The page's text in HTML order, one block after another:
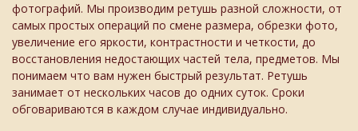
фотографий. Мы производим ретушь разной сложности, от
самых простых операций по смене размера, обрезки фото,
увеличение его яркости, контрастности и четкости, до
восстановления недостающих частей тела, предметов. Мы
понимаем что вам нужен быстрый результат. Ретушь
занимает от нескольких часов до одних суток. Сроки
обговариваются в каждом случае индивидуально.